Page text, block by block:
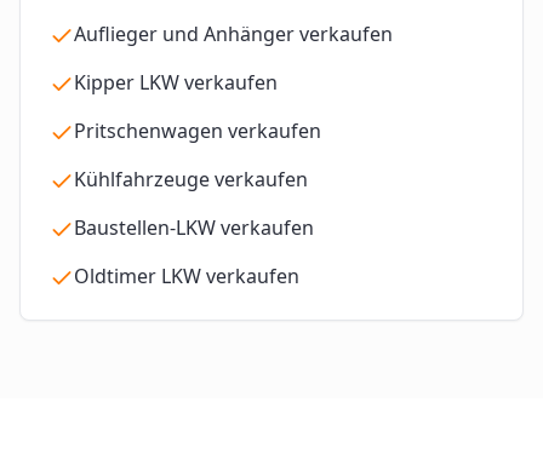
Auflieger und Anhänger verkaufen
Kipper LKW verkaufen
Pritschenwagen verkaufen
Kühlfahrzeuge verkaufen
Baustellen-LKW verkaufen
Oldtimer LKW verkaufen